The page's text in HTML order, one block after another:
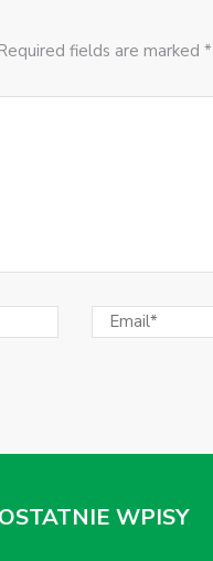
fields are marked *
OSTATNIE WPISY